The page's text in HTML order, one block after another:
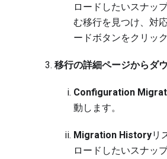
ロードしたいスナッ
む移行を見つけ、対
ードボタンをクリック
移行の詳細ページからダ
Configuration
動します。
Migration Historyリ
ロードしたいスナッ